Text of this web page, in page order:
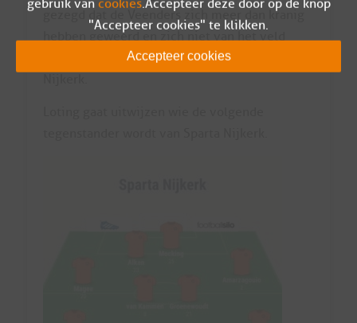
gezegd dat de Veenders zich meer dan kranig
hebben geweerd en zich niet van het veld
hebben laten spelen door hoofdklasser Sparta
gebruik van cookies. Accepteer deze door op de knop
"Accepteer cookies" te klikken.
Accepteer cookies